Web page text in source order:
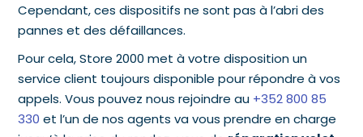
Cependant, ces dispositifs ne sont pas à l’abri des
pannes et des défaillances.
Pour cela, Store 2000 met à votre disposition un
service client toujours disponible pour répondre à vos
appels. Vous pouvez nous rejoindre au +352 800 85
330 et l’un de nos agents va vous prendre en charge